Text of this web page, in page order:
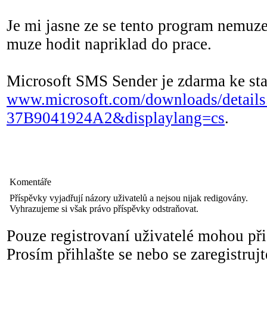
Je mi jasne ze se tento program
muze hodit napriklad do prace.
Microsoft SMS Sender je zdarma ke
www.microsoft.com/downloads/
37B9041924A2&displaylang=cs.
Komentáře
Příspěvky vyjadřují názory uživatelů a nejsou nijak redigovány.
Vyhrazujeme si však právo příspěvky odstraňovat.
Pouze registrovaní uživatelé mohou
Prosím přihlašte se nebo se